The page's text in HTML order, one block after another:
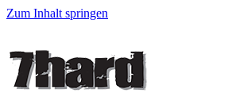
Zum Inhalt springen